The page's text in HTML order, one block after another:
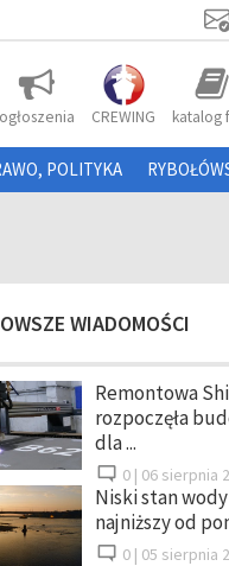
ogłoszenia CREWING katalog
POLITYKA
WIADOMOŚCI
Remontowa
rozpoczęła
dla ...
0 | 06 sierpnia
Niski stan
najniższy od
0 | 05 sierpnia